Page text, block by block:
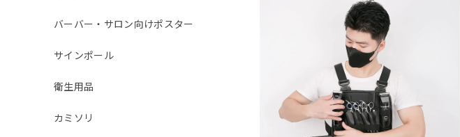
バーバー・サロン向けポスター
サインポール
衛生用品
カミソリ